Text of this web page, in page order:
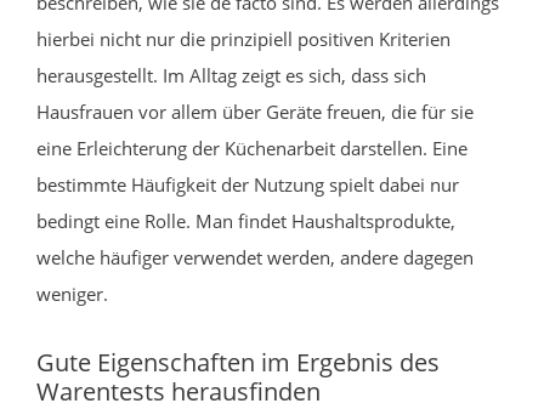
hierbei nicht nur die prinzipiell positiven Kriterien
herausgestellt. Im Alltag zeigt es sich, dass sich
Hausfrauen vor allem über Geräte freuen, die für sie
eine Erleichterung der Küchenarbeit darstellen. Eine
bestimmte Häufigkeit der Nutzung spielt dabei nur
bedingt eine Rolle. Man findet Haushaltsprodukte,
welche häufiger verwendet werden, andere dagegen
weniger.
Gute Eigenschaften im Ergebnis des
Warentests herausfinden